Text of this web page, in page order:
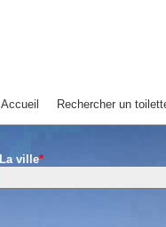
Accueil Rechercher un
La ville*